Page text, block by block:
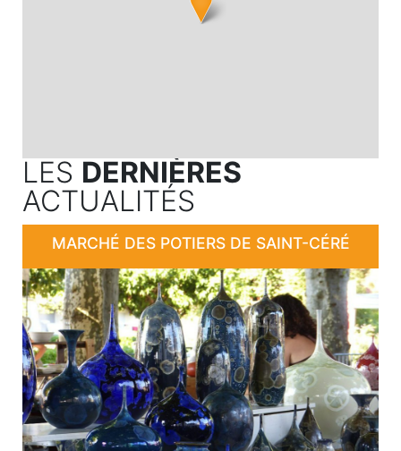
LES DERNIÈRES
ACTUALITÉS
MARCHÉ DES POTIERS DE SAINT-CÉRÉ